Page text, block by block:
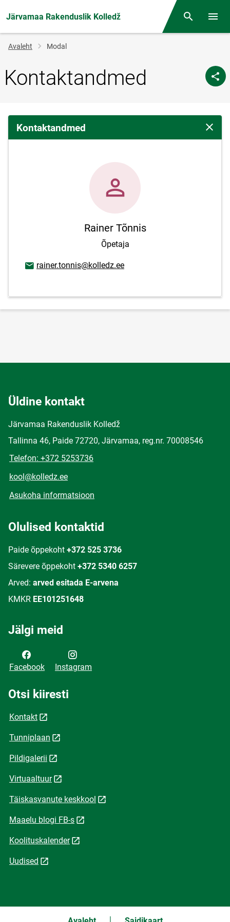
Järvamaa Rakenduslik Kolledž Otsing
Jälglink
Avaleht Modal
Kontaktandmed
Kontaktandmed Sulge
Rainer Tõnnis
Õpetaja
E-posti aadress
rainer.tonnis@kolledz.ee
Üldine kontakt
Järvamaa Rakenduslik Kolledž
Tallinna 46, Paide 72720, Järvamaa, reg.nr. 70008546
Telefon: +372 5253736
kool@kolledz.ee
Asukoha informatsioon
Olulised kontaktid
Paide õppekoht +372 525 3736
Särevere õppekoht +372 5340 6257
Arved: arved esitada E-arvena
KMKR EE101251648
Jälgi meid
Facebook Instagram
Otsi kiiresti
Kontakt
Tunniplaan
Pildigalerii
Virtuaaltuur
Täiskasvanute keskkool
Maaelu blogi FB-s
Koolituskalender
Uudised